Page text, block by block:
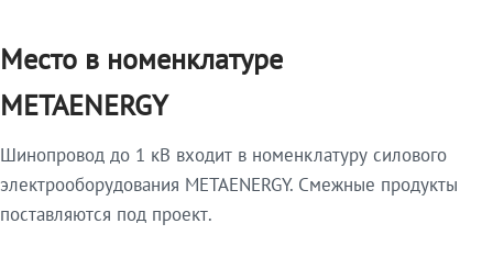
Место в номенклатуре
METAENERGY
Шинопровод до 1 кВ входит в номенклатуру силового
электрооборудования METAENERGY. Смежные продукты
поставляются под проект.